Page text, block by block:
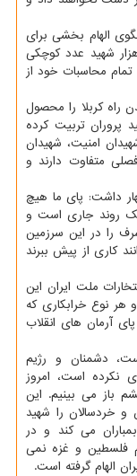
الهام بخشی برای
و آزادگان جهان هستند، اشاره کرد: ۱۵ هزار شهید عدد کوچکی
محاسبات خود از
راه کربلا را محصول
پروران تربیت کرده
امنیت، شهیدان
متفاوت دارند و
داشت: پای ما هیچ
یک روند جاری است و
و شرف را در این سرزمین
کاری از پیش ببرند
ملت ایران این
هر نوع خرابکاری که
آرمان های انقلاب
دشمنان و رژیم
نکرده است، امروز
باز می بینیم. این
خردسالان را شهید
می کند و در
فلسطین و غزه نمی
الهام گرفته است.